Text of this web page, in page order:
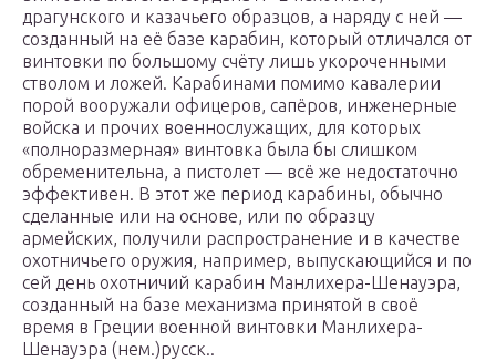
драгунского и казачьего образцов, а наряду с ней —
созданный на её базе карабин, который отличался от
винтовки по большому счёту лишь укороченными
стволом и ложей. Карабинами помимо кавалерии
порой вооружали офицеров, сапёров, инженерные
войска и прочих военнослужащих, для которых
«полноразмерная» винтовка была бы слишком
обременительна, а пистолет — всё же недостаточно
эффективен. В этот же период карабины, обычно
сделанные или на основе, или по образцу
армейских, получили распространение и в качестве
охотничьего оружия, например, выпускающийся и по
сей день охотничий карабин Манлихера-Шенауэра,
созданный на базе механизма принятой в своё
время в Греции военной винтовки Манлихера-
Шенауэра (нем.)русск..